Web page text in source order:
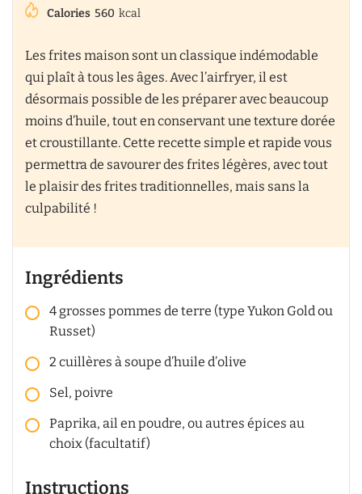
Calories 560 kcal
Les frites maison sont un classique indémodable
qui plaît à tous les âges. Avec l’airfryer, il est
désormais possible de les préparer avec beaucoup
moins d’huile, tout en conservant une texture dorée
et croustillante. Cette recette simple et rapide vous
permettra de savourer des frites légères, avec tout
le plaisir des frites traditionnelles, mais sans la
culpabilité !
Ingrédients
4 grosses pommes de terre (type Yukon Gold ou
Russet)
2 cuillères à soupe d’huile d’olive
Sel, poivre
Paprika, ail en poudre, ou autres épices au
choix (facultatif)
Instructions